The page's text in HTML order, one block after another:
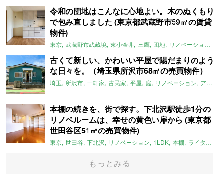
令和の団地はこんなに心地よい。木のぬくもり
で包み直しました (東京都武蔵野市59㎡の賃貸
物件)
東京 武蔵野市武蔵境 東小金井 三鷹 団地 リノベーション
古くて新しい、かわいい平屋で陽だまりのよう
な日々を。（埼玉県所沢市68㎡の売買物件）
埼玉 所沢市 一軒家 古民家 平屋 庭 リノベーション アメリカンハウス
本棚の続きを、街で探す。下北沢駅徒歩1分の
リノベルームは、幸せの黄色い扉から (東京都
世田谷区51㎡の売買物件)
東京 世田谷 下北沢 リノベーション 1LDK 本棚 ライター：ほしりょうこ
もっとみる